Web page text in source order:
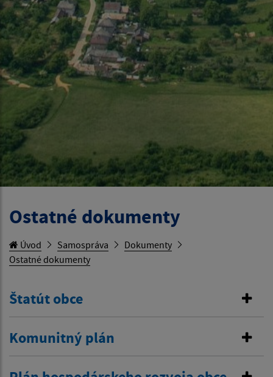
Ostatné dokumenty
Úvod Samospráva
Dokumenty
Ostatné dokumenty
Štatút obce
Komunitný plán